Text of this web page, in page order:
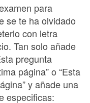
para
se te ha olvidado
con letra
Tan solo añade
pregunta
página” o “Esta
y añade una
especificas: